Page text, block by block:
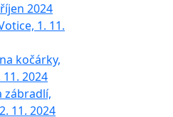
2024
1. 11.
kočárky,
11. 2024
zábradlí,
11. 2024